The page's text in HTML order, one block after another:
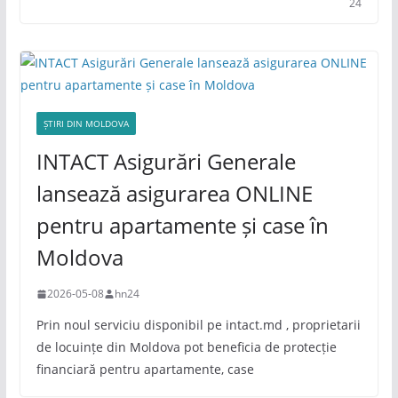
24
ȘTIRI DIN MOLDOVA
INTACT Asigurări Generale
lansează asigurarea ONLINE
pentru apartamente și case în
Moldova
2026-05-08 hn24
Prin noul serviciu disponibil pe intact.md , proprietarii
de locuințe din Moldova pot beneficia de protecție
financiară pentru apartamente, case